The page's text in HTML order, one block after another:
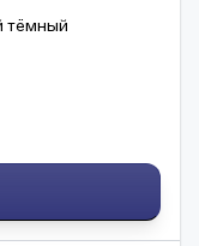
тёмный